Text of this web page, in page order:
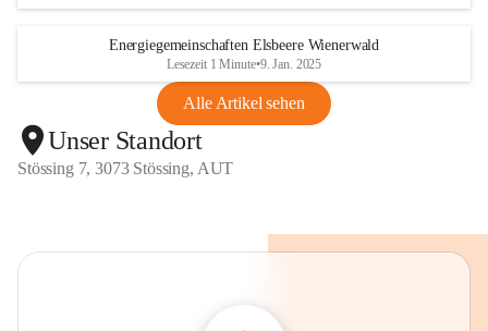
Energiegemeinschaften Elsbeere Wienerwald
Lesezeit 1 Minute•9. Jan. 2025
Alle Artikel sehen
Unser Standort
Stössing 7, 3073 Stössing, AUT